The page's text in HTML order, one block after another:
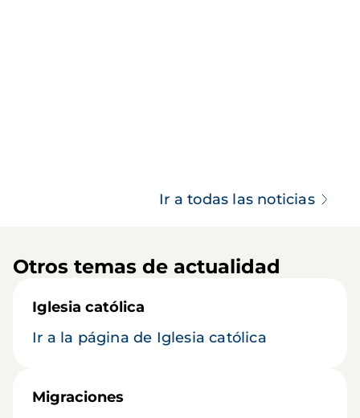
Ir a todas las noticias
Otros temas de actualidad
Iglesia católica
Ir a la página de Iglesia católica
Migraciones